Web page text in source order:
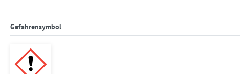
Gefahrensymbol